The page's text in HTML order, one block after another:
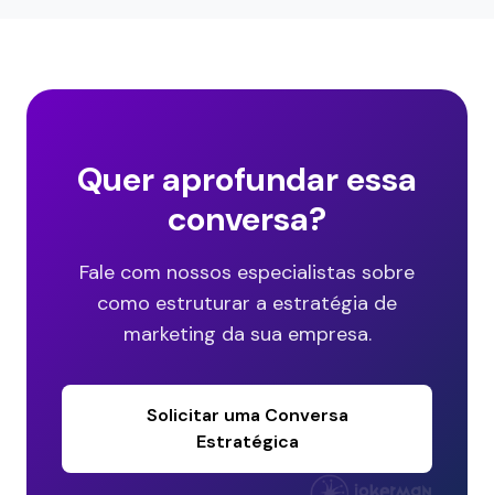
Quer aprofundar essa
conversa?
Fale com nossos especialistas sobre
como estruturar a estratégia de
marketing da sua empresa.
Solicitar uma Conversa
Estratégica